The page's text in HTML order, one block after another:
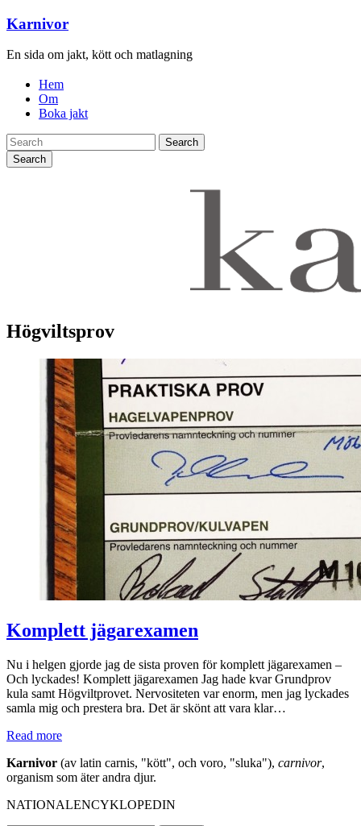
Karnivor
En sida om jakt, kött och matlagning
Hem
Om
Boka jakt
Search
Högviltsprov
Komplett jägarexamen
Nu i helgen gjorde jag de sista proven för komplett jägarexamen –
Och lyckades! Komplett jägarexamen Jag hade kvar Grundprov
kula samt Högviltprovet. Nervositeten var enorm, men jag lyckades
samla mig och prestera bra. Det är skönt att vara klar…
Read more
Karnivor (av latin carnis, "kött", och voro, "sluka"), carnivor,
organism som äter andra djur.
NATIONALENCYKLOPEDIN